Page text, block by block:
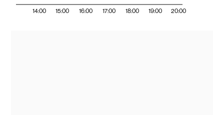
14:00 15:00 16:00 17:00 18:00 19:00 20:00